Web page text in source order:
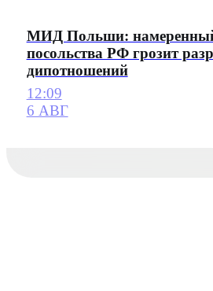
МИД Польши: намеренный
посольства РФ грозит
дипотношений
12:09
6 АВГ